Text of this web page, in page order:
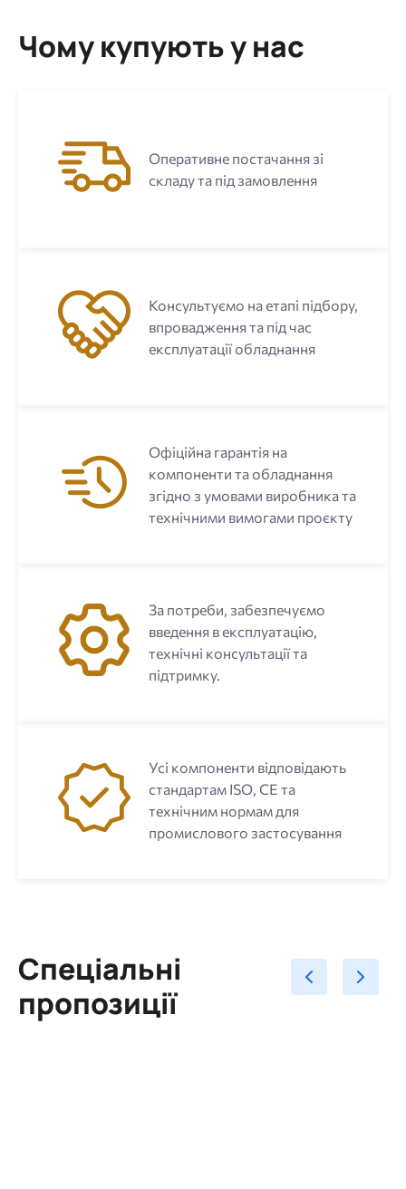
Чому купують у нас
Оперативне постачання зі
складу та під замовлення
Консультуємо на етапі підбору,
впровадження та під час
експлуатації обладнання
Офіційна гарантія на
компоненти та обладнання
згідно з умовами виробника та
технічними вимогами проєкту
За потреби, забезпечуємо
введення в експлуатацію,
технічні консультації та
підтримку.
Усі компоненти відповідають
стандартам ISO, CE та
технічним нормам для
промислового застосування
Спеціальні
пропозиції